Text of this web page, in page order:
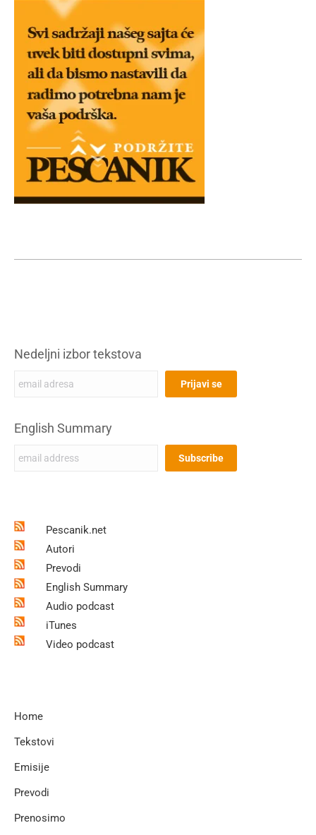
Nedeljni izbor tekstova
English Summary
Pescanik.net
Autori
Prevodi
English Summary
Audio podcast
iTunes
Video podcast
Home
Tekstovi
Emisije
Prevodi
Prenosimo